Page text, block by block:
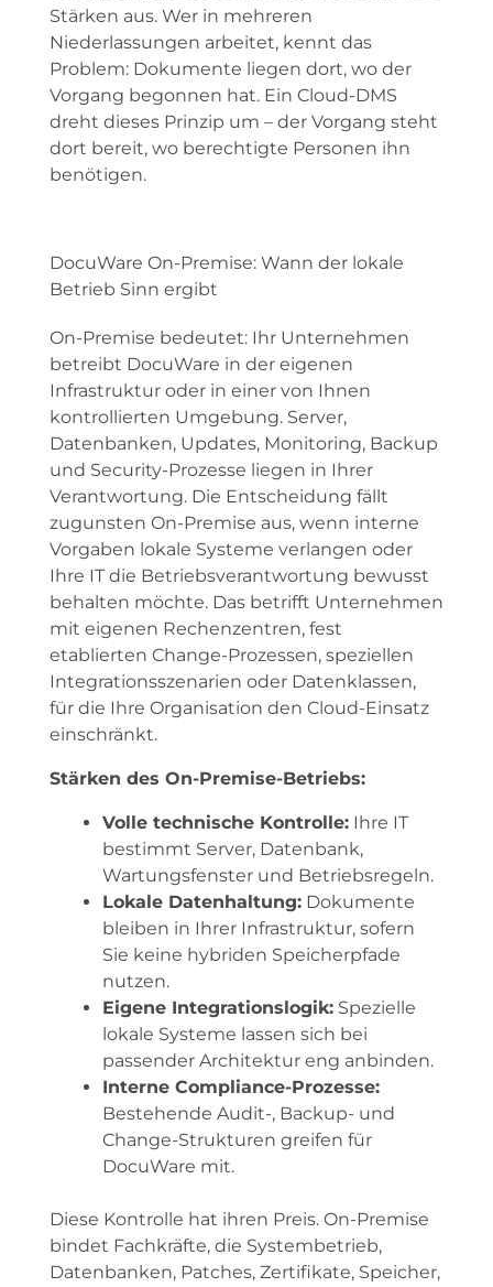
Stärken aus. Wer in mehreren
Niederlassungen arbeitet, kennt das
Problem: Dokumente liegen dort, wo der
Vorgang begonnen hat. Ein Cloud-DMS
dreht dieses Prinzip um – der Vorgang steht
dort bereit, wo berechtigte Personen ihn
benötigen.
DocuWare On-Premise: Wann der lokale
Betrieb Sinn ergibt
On-Premise bedeutet: Ihr Unternehmen
betreibt DocuWare in der eigenen
Infrastruktur oder in einer von Ihnen
kontrollierten Umgebung. Server,
Datenbanken, Updates, Monitoring, Backup
und Security-Prozesse liegen in Ihrer
Verantwortung. Die Entscheidung fällt
zugunsten On-Premise aus, wenn interne
Vorgaben lokale Systeme verlangen oder
Ihre IT die Betriebsverantwortung bewusst
behalten möchte. Das betrifft Unternehmen
mit eigenen Rechenzentren, fest
etablierten Change-Prozessen, speziellen
Integrationsszenarien oder Datenklassen,
für die Ihre Organisation den Cloud-Einsatz
einschränkt.
Stärken des On-Premise-Betriebs:
Volle technische Kontrolle: Ihre IT
bestimmt Server, Datenbank,
Wartungsfenster und Betriebsregeln.
Lokale Datenhaltung: Dokumente
bleiben in Ihrer Infrastruktur, sofern
Sie keine hybriden Speicherpfade
nutzen.
Eigene Integrationslogik: Spezielle
lokale Systeme lassen sich bei
passender Architektur eng anbinden.
Interne Compliance-Prozesse:
Bestehende Audit-, Backup- und
Change-Strukturen greifen für
DocuWare mit.
Diese Kontrolle hat ihren Preis. On-Premise
bindet Fachkräfte, die Systembetrieb,
Datenbanken, Patches, Zertifikate, Speicher,